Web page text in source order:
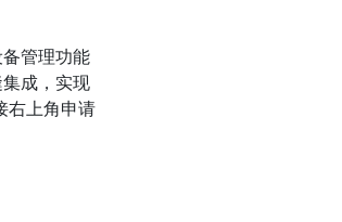
管理功能
成，实现
上角申请